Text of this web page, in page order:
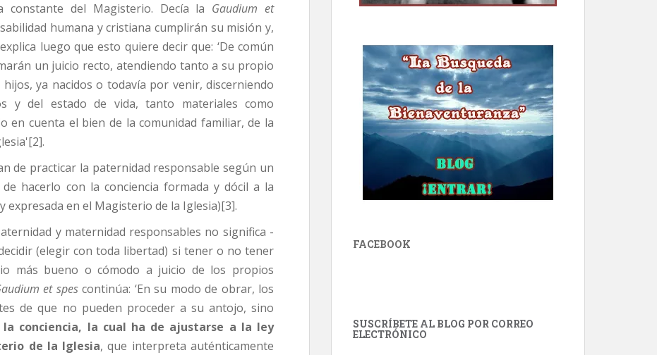
constante del Magisterio. Decía la Gaudium et
humana y cristiana cumplirán su misión y,
luego que esto quiere decir que: ‘De común
un juicio recto, atendiendo tanto a su propio
ya nacidos o todavía por venir, discerniendo
y del estado de vida, tanto materiales como
en cuenta el bien de la comunidad familiar, de la
de practicar la paternidad responsable según un
hacerlo con la conciencia formada y dócil a la
expresada en el Magisterio de la Iglesia)[3].
y maternidad responsables no significa -
(elegir con toda libertad) si tener o no tener
más bueno o cómodo a juicio de los propios
et spescontinúa: ‘En su modo de obrar, los
de que no pueden proceder a su antojo, sino
conciencia, la cual ha de ajustarse a la ley
de la Iglesia, que interpreta auténticamente
FACEBOOK
SUSCRÍBETE AL BLOG POR CORREO
ELECTRÓNICO